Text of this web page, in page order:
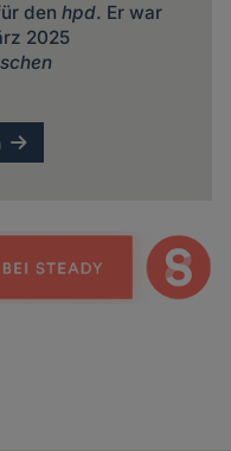
den hpd. Er war
2025